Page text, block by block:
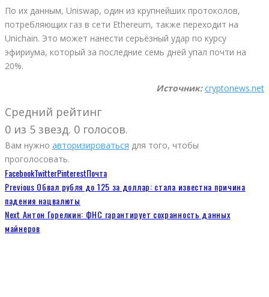
По их данным, Uniswap, один из крупнейших протоколов,
потребляющих газ в сети Ethereum, также переходит на
Unichain. Это может нанести серьёзный удар по курсу
эфириума, который за последние семь дней упал почти на
20%.
Источник: cryptonews.net
Средний рейтинг
0 из 5 звезд. 0 голосов.
Вам нужно авторизироваться для того, чтобы
проголосовать.
FacebookTwitterPinterestПочта
Previous Обвал рубля до 125 за доллар: стала известна причина
падения нацвалюты
Next Антон Горелкин: ФНС гарантирует сохранность данных
майнеров